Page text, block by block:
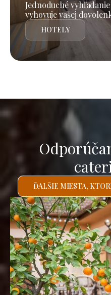
Jednoduché
vyhovuje vašej
HOTELY
ĎALŠIE MIESTA,